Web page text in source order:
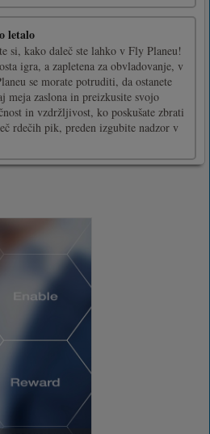
letalo
si, kako daleč ste lahko v Fly Planeu!
igra, a zapletena za obvladovanje, v
se morate potruditi, da ostanete
meja zaslona in preizkusite svojo
in vzdržljivost, ko poskušate zbrati
rdečih pik, preden izgubite nadzor v